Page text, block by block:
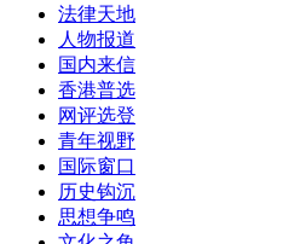
法律天地
人物报道
国内来信
香港普选
网评选登
青年视野
国际窗口
历史钩沉
思想争鸣